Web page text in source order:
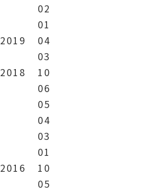
02
01
2019
04
03
2018
10
06
05
04
03
01
2016
10
05